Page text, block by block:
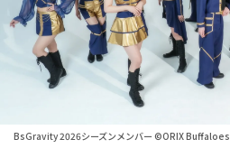
日程・結果
順位表･成績
ファーム東地区
BsGravity 2026シーズンメンバー ©ORIX Buffaloes